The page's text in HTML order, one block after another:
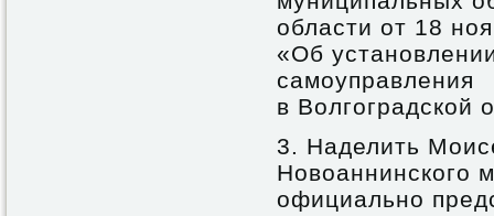
области от 18
«Об
самоуправления
в Волгоградской
3. Наделить
Новоаннинского
официально